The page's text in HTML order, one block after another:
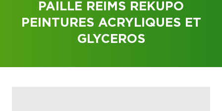
PAILLE REIMS REKUPO
PEINTURES ACRYLIQUES ET
GLYCEROS